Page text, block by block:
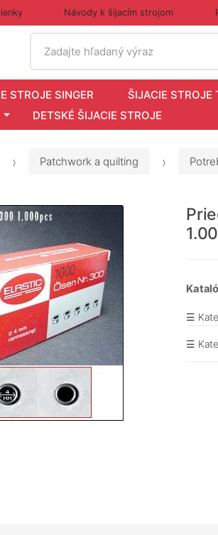
Návody k šijacím strojom
Zadajte hľadaný výraz
STROJE SINGER ŠIJACIE STROJE
DETSKÉ ŠIJACIE STROJE
Patchwork a quilting
☰
☰